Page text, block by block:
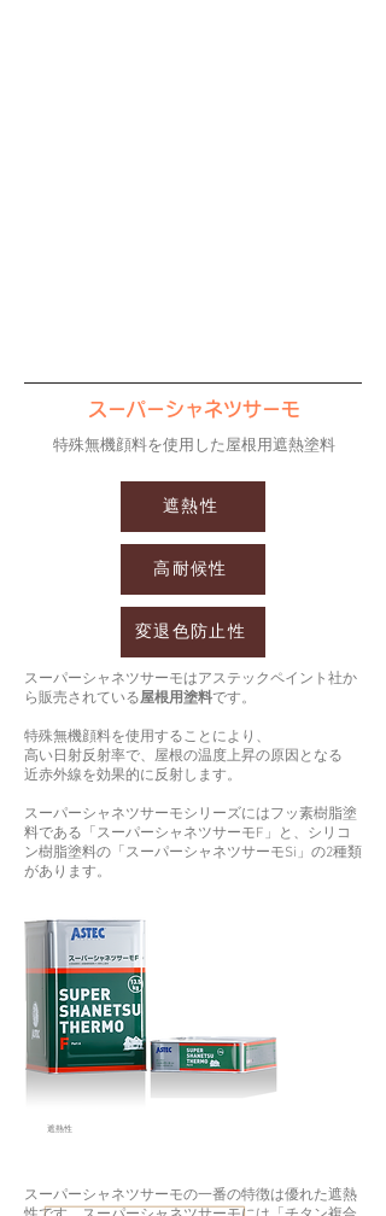
スーパーシャネツサーモ
特殊無機顔料を使用した屋根用遮熱塗料
遮熱性
高耐候性
変退色防止性
スーパーシャネツサーモはアステックペイント社か
ら販売されている屋根用塗料です。
特殊無機顔料を使用することにより、
高い日射反射率で、屋根の温度上昇の原因となる
近赤外線を効果的に反射します。
スーパーシャネツサーモシリーズにはフッ素樹脂塗
料である「スーパーシャネツサーモF」と、シリコ
ン樹脂塗料の「スーパーシャネツサーモSi」の2種類
があります。
遮熱性
スーパーシャネツサーモの一番の特徴は優れた遮熱